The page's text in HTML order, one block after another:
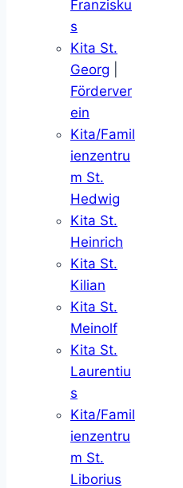
Franzisku
s
Kita St.
Georg
Förderver
ein
Kita/Famil
ienzentru
m St.
Hedwig
Kita St.
Heinrich
Kita St.
Kilian
Kita St.
Meinolf
Kita St.
Laurentiu
s
Kita/Famil
ienzentru
m St.
Liborius